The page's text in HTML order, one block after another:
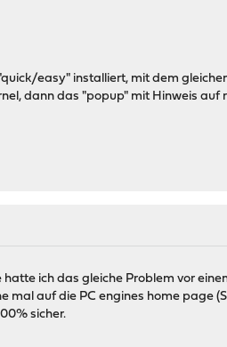
easy" installiert, mit dem
dann das "popup" mit Hinweis
ich das gleiche Problem vor
mal auf die PC engines home page
sicher.